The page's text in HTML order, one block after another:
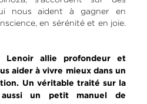
nous aident à gagner en
en sérénité et en joie.
Lenoir allie profondeur et
aider à vivre mieux dans un
Un véritable traité sur la
un petit manuel de